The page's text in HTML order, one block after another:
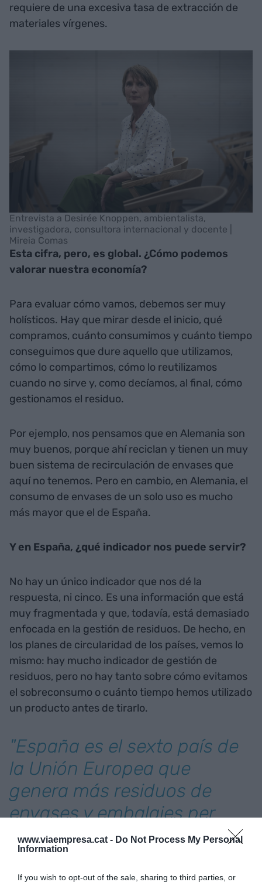
www.viaempresa.cat - Do Not Process My Personal
Information
If you wish to opt-out of the sale, sharing to third parties, or
requiere de una excesiva tasa de extracción de
materiales vírgenes.
Entrevista a Desirée Knoppen, ambientalista,
investigadora, consultora internacional y docente |
Mireia Comas
Esta cifra, pero, es global. ¿Cómo podemos
valorar nuestra economía?
Para evaluar cómo vamos, debemos ser muy
holísticos. Hay que mirar desde el inicio, qué
compramos, cuánto consumimos y cuánto tiempo
conseguimos que dure aquello que utilizamos,
cómo lo compartimos, cómo lo reutilizamos
cuando no sirve y, como decíamos, al final, cómo
gestionamos el residuo.
Por ejemplo, nos pensamos que en Alemania son
muy buenos, porque ahí reciclan y tienen un muy
buen sistema de recirculación de envases que
aquí no tenemos. Pero en cambio, en Alemania, el
consumo de envases de un solo uso es mucho
más mayor que el de España.
Y en España, ¿qué indicador nos puede servir?
No hay un único indicador que nos dé la
respuesta, ni cinco. Es una información que está
muy fragmentada y que, todavía, está demasiado
enfocada en la gestión de residuos. De hecho, en
los planes de circularidad de los países, vemos lo
mismo: hay mucho indicador de gestión de
residuos, pero no hay tanto sobre cómo evitamos
el sobreconsumo o cuánto tiempo hemos utilizado
un producto antes de tirarlo.
"España es el sexto país de
la Unión Europea que
genera más residuos de
envases y embalajes per
cápita"